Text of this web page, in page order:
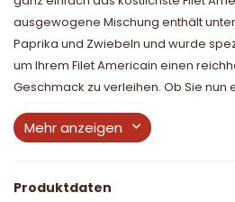
ausgewogene Mischung enthält
Paprika und Zwiebeln und wurde
um Ihrem Filet Americain einen
Geschmack zu verleihen. Ob Sie nun
Mehr anzeigen
Produktdaten